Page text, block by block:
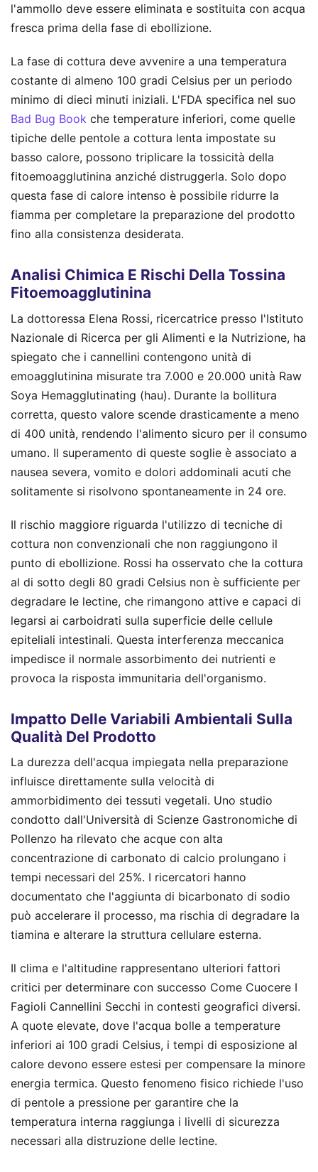
l'ammollo deve essere eliminata e sostituita con acqua
fresca prima della fase di ebollizione.
La fase di cottura deve avvenire a una temperatura
costante di almeno 100 gradi Celsius per un periodo
minimo di dieci minuti iniziali. L'FDA specifica nel suo
Bad Bug Book che temperature inferiori, come quelle
tipiche delle pentole a cottura lenta impostate su
basso calore, possono triplicare la tossicità della
fitoemoagglutinina anziché distruggerla. Solo dopo
questa fase di calore intenso è possibile ridurre la
fiamma per completare la preparazione del prodotto
fino alla consistenza desiderata.
Analisi Chimica E Rischi Della Tossina
Fitoemoagglutinina
La dottoressa Elena Rossi, ricercatrice presso l'Istituto
Nazionale di Ricerca per gli Alimenti e la Nutrizione, ha
spiegato che i cannellini contengono unità di
emoagglutinina misurate tra 7.000 e 20.000 unità Raw
Soya Hemagglutinating (hau). Durante la bollitura
corretta, questo valore scende drasticamente a meno
di 400 unità, rendendo l'alimento sicuro per il consumo
umano. Il superamento di queste soglie è associato a
nausea severa, vomito e dolori addominali acuti che
solitamente si risolvono spontaneamente in 24 ore.
Il rischio maggiore riguarda l'utilizzo di tecniche di
cottura non convenzionali che non raggiungono il
punto di ebollizione. Rossi ha osservato che la cottura
al di sotto degli 80 gradi Celsius non è sufficiente per
degradare le lectine, che rimangono attive e capaci di
legarsi ai carboidrati sulla superficie delle cellule
epiteliali intestinali. Questa interferenza meccanica
impedisce il normale assorbimento dei nutrienti e
provoca la risposta immunitaria dell'organismo.
Impatto Delle Variabili Ambientali Sulla
Qualità Del Prodotto
La durezza dell'acqua impiegata nella preparazione
influisce direttamente sulla velocità di
ammorbidimento dei tessuti vegetali. Uno studio
condotto dall'Università di Scienze Gastronomiche di
Pollenzo ha rilevato che acque con alta
concentrazione di carbonato di calcio prolungano i
tempi necessari del 25%. I ricercatori hanno
documentato che l'aggiunta di bicarbonato di sodio
può accelerare il processo, ma rischia di degradare la
tiamina e alterare la struttura cellulare esterna.
Il clima e l'altitudine rappresentano ulteriori fattori
critici per determinare con successo Come Cuocere I
Fagioli Cannellini Secchi in contesti geografici diversi.
A quote elevate, dove l'acqua bolle a temperature
inferiori ai 100 gradi Celsius, i tempi di esposizione al
calore devono essere estesi per compensare la minore
energia termica. Questo fenomeno fisico richiede l'uso
di pentole a pressione per garantire che la
temperatura interna raggiunga i livelli di sicurezza
necessari alla distruzione delle lectine.